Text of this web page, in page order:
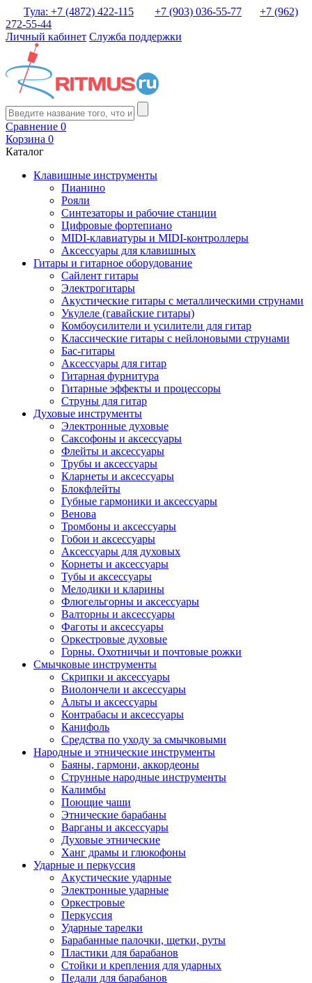
Тула: +7 (4872) 422-115 +7 (903) 036-55-77
+7 (962)
272-55-44
Личный кабинет Служба поддержки
Сравнение 0
Корзина 0
Каталог
Клавишные инструменты
Пианино
Рояли
Синтезаторы и рабочие станции
Цифровые фортепиано
MIDI-клавиатуры и MIDI-контроллеры
Аксессуары для клавишных
Гитары и гитарное оборудование
Сайлент гитары
Электрогитары
Акустические гитары с металлическими струнами
Укулеле (гавайские гитары)
Комбоусилители и усилители для гитар
Классические гитары с нейлоновыми струнами
Бас-гитары
Аксессуары для гитар
Гитарная фурнитура
Гитарные эффекты и процессоры
Струны для гитар
Духовые инструменты
Электронные духовые
Саксофоны и аксессуары
Флейты и аксессуары
Трубы и аксессуары
Кларнеты и аксессуары
Блокфлейты
Губные гармоники и аксессуары
Венова
Тромбоны и аксессуары
Гобои и аксессуары
Аксессуары для духовых
Корнеты и аксессуары
Тубы и аксессуары
Мелодики и кларины
Флюгельгорны и аксессуары
Валторны и аксессуары
Фаготы и аксессуары
Оркестровые духовые
Горны. Охотничьи и почтовые рожки
Смычковые инструменты
Скрипки и аксессуары
Виолончели и аксессуары
Альты и аксессуары
Контрабасы и аксессуары
Канифоль
Средства по уходу за смычковыми
Народные и этнические инструменты
Баяны, гармони, аккордеоны
Струнные народные инструменты
Калимбы
Поющие чаши
Этнические барабаны
Варганы и аксессуары
Духовые этнические
Ханг драмы и глюкофоны
Ударные и перкуссия
Акустические ударные
Электронные ударные
Оркестровые
Перкуссия
Ударные тарелки
Барабанные палочки, щетки, руты
Пластики для барабанов
Стойки и крепления для ударных
Педали для барабанов